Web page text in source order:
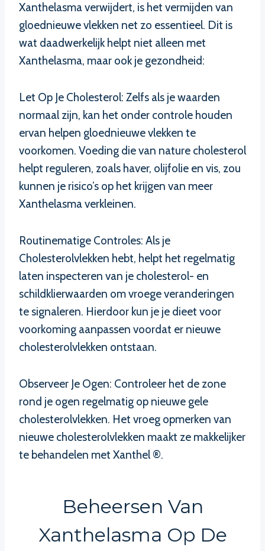
Xanthelasma verwijdert, is het vermijden van
gloednieuwe vlekken net zo essentieel. Dit is
wat daadwerkelijk helpt niet alleen met
Xanthelasma, maar ook je gezondheid:
Let Op Je Cholesterol: Zelfs als je waarden
normaal zijn, kan het onder controle houden
ervan helpen gloednieuwe vlekken te
voorkomen. Voeding die van nature cholesterol
helpt reguleren, zoals haver, olijfolie en vis, zou
kunnen je risico’s op het krijgen van meer
Xanthelasma verkleinen.
Routinematige Controles: Als je
Cholesterolvlekken hebt, helpt het regelmatig
laten inspecteren van je cholesterol- en
schildklierwaarden om vroege veranderingen
te signaleren. Hierdoor kun je je dieet voor
voorkoming aanpassen voordat er nieuwe
cholesterolvlekken ontstaan.
Observeer Je Ogen: Controleer het de zone
rond je ogen regelmatig op nieuwe gele
cholesterolvlekken. Het vroeg opmerken van
nieuwe cholesterolvlekken maakt ze makkelijker
te behandelen met Xanthel ®.
Beheersen Van
Xanthelasma Op De